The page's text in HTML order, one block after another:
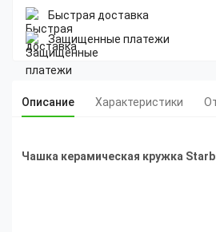
Быстрая доставка
Защищенные платежи
Описание Характеристики
Чашка керамическая кружка